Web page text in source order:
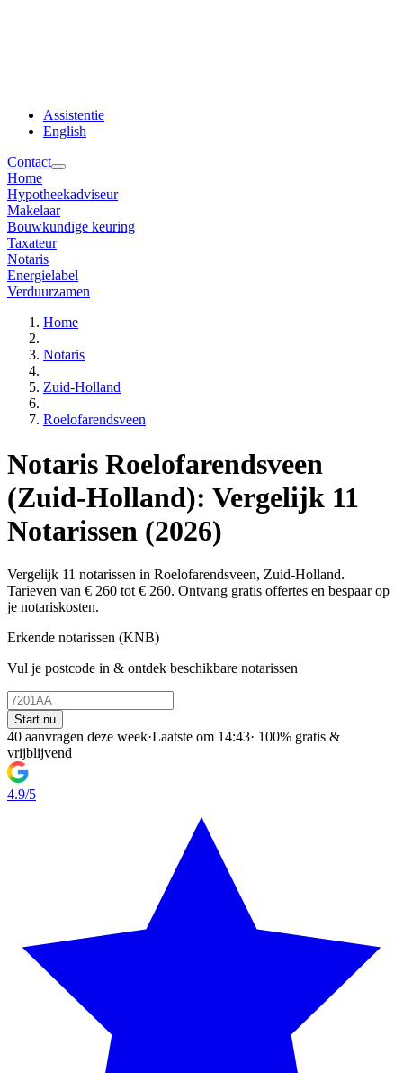
Assistentie
English
Contact
Home
Hypotheekadviseur
Makelaar
Bouwkundige keuring
Taxateur
Notaris
Energielabel
Verduurzamen
Home
Notaris
Zuid-Holland
Roelofarendsveen
Notaris Roelofarendsveen
(Zuid-Holland): Vergelijk 11
Notarissen (2026)
Vergelijk 11 notarissen in Roelofarendsveen, Zuid-Holland.
Tarieven van € 260 tot € 260. Ontvang gratis offertes en bespaar op
je notariskosten.
Erkende notarissen (KNB)
Vul je postcode in & ontdek beschikbare notarissen
Start nu
40 aanvragen deze week·Laatste om 14:43· 100% gratis &
vrijblijvend
4.9/5